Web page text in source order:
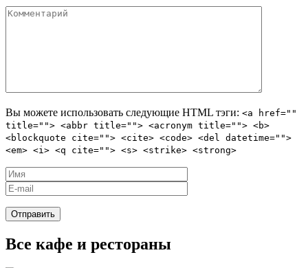
Вы можете использовать следующие HTML тэги: <a href=""
title=""> <abbr title=""> <acronym title=""> <b>
<blockquote cite=""> <cite> <code> <del datetime="">
<em> <i> <q cite=""> <s> <strike> <strong>
Все кафе и рестораны